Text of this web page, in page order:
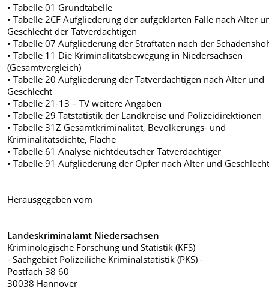
• Tabelle 01 Grundtabelle
• Tabelle 2CF Aufgliederung der aufgeklärten Fälle nach Alter
Geschlecht der Tatverdächtigen
• Tabelle 07 Aufgliederung der Straftaten nach der
• Tabelle 11 Die Kriminalitätsbewegung in Niedersachsen
(Gesamtvergleich)
• Tabelle 20 Aufgliederung der Tatverdächtigen nach Alter und
Geschlecht
• Tabelle 21-13 – TV weitere Angaben
• Tabelle 29 Tatstatistik der Landkreise und Polizeidirektionen
• Tabelle 31Z Gesamtkriminalität, Bevölkerungs- und
Kriminalitätsdichte, Fläche
• Tabelle 61 Analyse nichtdeutscher Tatverdächtiger
• Tabelle 91 Aufgliederung der Opfer nach Alter und
Herausgegeben vom
Landeskriminalamt Niedersachsen
Kriminologische Forschung und Statistik (KFS)
- Sachgebiet Polizeiliche Kriminalstatistik (PKS) -
Postfach 38 60
30038 Hannover